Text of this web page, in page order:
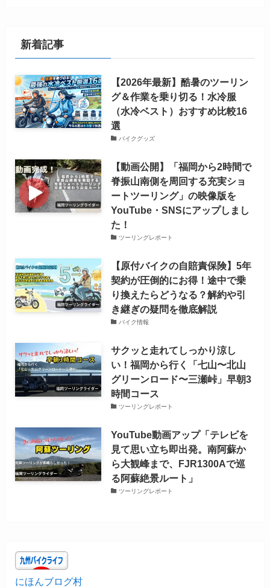
新着記事
【2026年最新】酷暑のツーリン
グ＆作業を乗り切る！水冷服
（水冷ベスト）おすすめ比較16
選
バイクグッズ
【動画公開】「福岡から2時間で
脊振山南側を周回する充実ショ
ートツーリング」の映像版を
YouTube・SNSにアップしまし
た！
ツーリングレポート
【原付バイクの自賠責保険】5年
契約が圧倒的にお得！途中で乗
り換えたらどうなる？解約や引
き継ぎの疑問を徹底解説
バイク情報
サクッと走れてしっかり涼し
い！福岡から行く「七山〜北山
グリーンロード〜三瀬峠」早朝3
時間コース
ツーリングレポート
YouTube動画アップ「テレビを
見て思い立ち即出発。南阿蘇か
ら大観峰まで、FJR1300Aで巡
る阿蘇絶景ルート」
ツーリングレポート
にほんブログ村